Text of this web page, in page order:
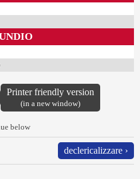
Printer friendly version
(in a new window)
below
declericalizzare ›